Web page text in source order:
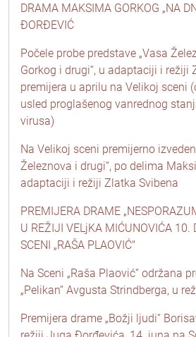
DRAMA MAKSIMA GORKOG „NA
ĐORĐEVIĆ
Počele probe predstave „Vasa
Gorkog i drugi“, u adaptaciji i režiji
premijera u aprilu na Velikoj sceni
usled proglašenog vanrednog
virusa)
Na Velikoj sceni premijerno
Železnova i drugi“, po delima
adaptaciji i režiji Zlatka Svibena
PREMIJERA DRAME
U REŽIJI VELjKA MIĆUNOVIĆA 10.
SCENI „RAŠA PLAOVIĆ"
Na Sceni „Raša Plaović“ održana
„Pelikan“ Avgusta Strindberga, u
Premijera drame „Božji ljudi“